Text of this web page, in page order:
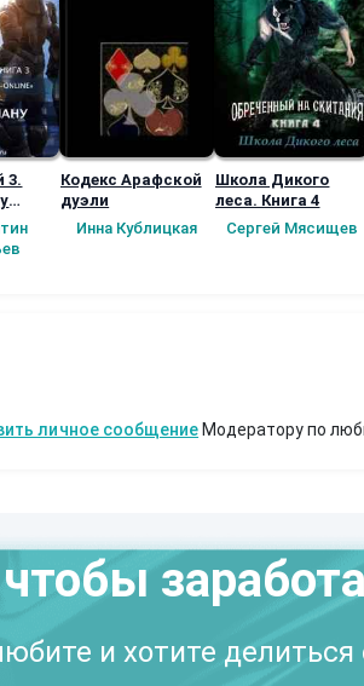
3.
Кодекс Арафской
дуэли
Инна Кублицкая
Школа Дикого
леса. Книга 4
Сергей Мясищев
личное сообщение Модератору по
и хотите